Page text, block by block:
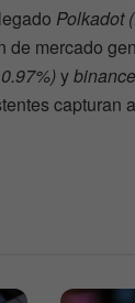
Polkadot
de mercado
y
capturan